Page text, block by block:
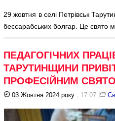
29 жовтня в селі Петрівськ
бессарабських болгар. Це
ПЕДАГОГІЧНИХ
ТАРУТИНЩИНИ
ПРОФЕСІЙНИМ
03 Жовтня 2024 року , 17:07 |